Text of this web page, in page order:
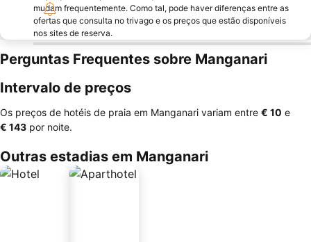
mudam frequentemente. Como tal, pode haver diferenças entre as
ofertas que consulta no trivago e os preços que estão disponíveis
nos sites de reserva.
Perguntas Frequentes sobre Manganari
Intervalo de preços
Os preços de hotéis de praia em Manganari variam entre ‎€ 10 e
‎€ 143 por noite.
Outras estadias em Manganari